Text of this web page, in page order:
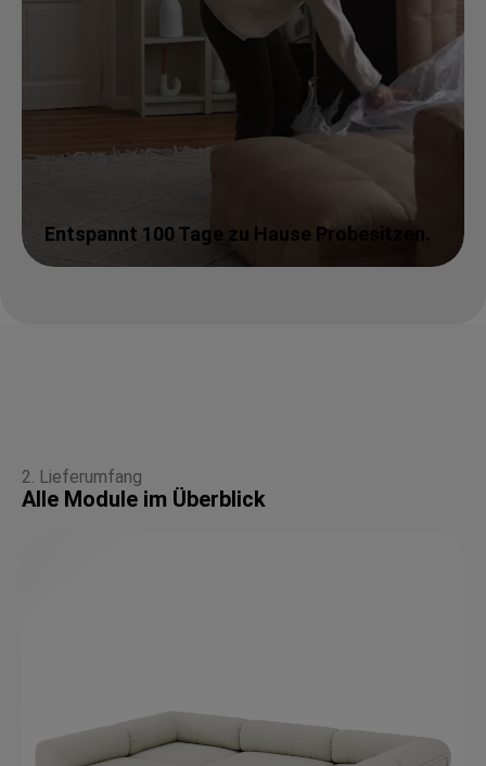
Entspannt 100 Tage zu Hause Probesitzen.
2. Lieferumfang
Alle Module im Überblick